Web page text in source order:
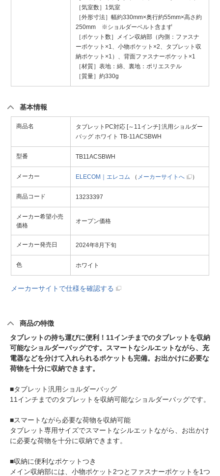
［気室数］1気室
［外形寸法］幅約330mm×奥行約55mm×高さ約
250mm ※ショルダーベルト含まず
［ポケット数］メイン収納部（内側：ファスナ
ーポケット×1、小物ポケット×2、タブレット収
納ポケット×1）、背面ファスナーポケット×1
［材質］表地：綿、裏地：ポリエステル
［質量］約330g
基本情報
商品名
タブレットPC対応 [～11インチ] 汎用ショルダー
バッグ ホワイト TB-11ACSBWH
型番 TB11ACSBWH
メーカー ELECOM｜エレコム （ メーカーサイトへ ）
商品コード 13233397
メーカー希望小売
価格
オープン価格
メーカー発売日 2024年8月下旬
色 ホワイト
メーカーサイトで仕様を確認する
商品の特徴
タブレットの持ち運びに便利！11インチまでのタブレットを収納
可能なショルダーバッグです。スマートなシルエットながら、充
電器などを分けて入れられるポケットも完備。お出かけに必要な
荷物を十分に収納できます。
■タブレット汎用ショルダーバッグ
11インチまでのタブレットを収納可能なショルダーバッグです。
■スマートながら必要な荷物を収納可能
タブレット専用サイズでスマートなシルエットながら、お出かけ
に必要な荷物を十分に収納できます。
■収納に便利なポケットつき
メイン収納部には、小物ポケット2つとファスナーポケットを1つ